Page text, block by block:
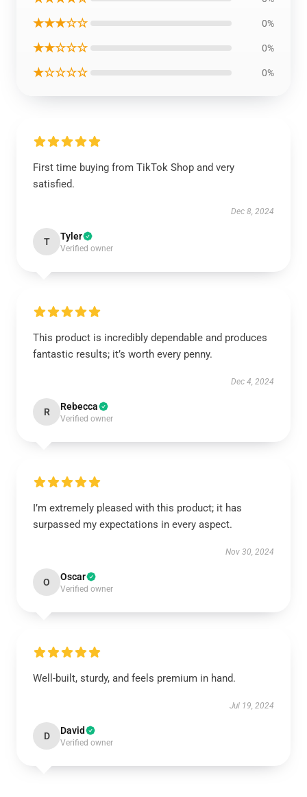
★★★☆☆ 0%
★★☆☆☆ 0%
★☆☆☆☆ 0%
First time buying from TikTok Shop and very
satisfied.
Dec 8, 2024
T Tyler
Verified owner
This product is incredibly dependable and produces
fantastic results; it’s worth every penny.
Dec 4, 2024
R Rebecca
Verified owner
I’m extremely pleased with this product; it has
surpassed my expectations in every aspect.
Nov 30, 2024
O Oscar
Verified owner
Well-built, sturdy, and feels premium in hand.
Jul 19, 2024
D David
Verified owner